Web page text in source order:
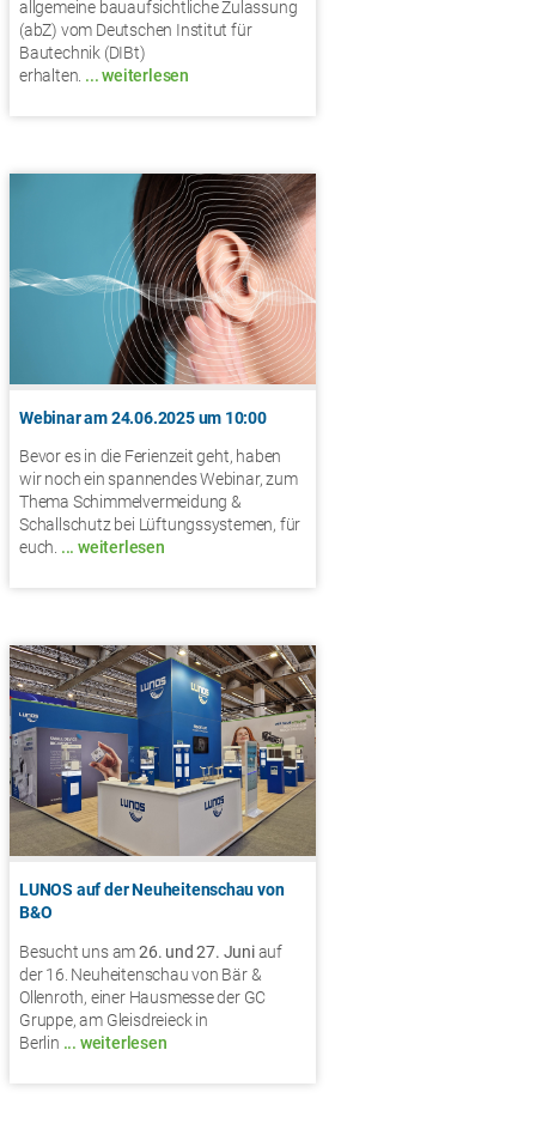
allgemeine bauaufsichtliche Zulassung
(abZ) vom Deutschen Institut für
Bautechnik (DIBt)
erhalten. ... weiterlesen
Webinar am 24.06.2025 um 10:00
Bevor es in die Ferienzeit geht, haben
wir noch ein spannendes Webinar, zum
Thema Schimmelvermeidung &
Schallschutz bei Lüftungssystemen, für
euch. ... weiterlesen
LUNOS auf der Neuheitenschau von
B&O
Besucht uns am26. und 27. Juniauf
der 16. Neuheitenschau von Bär &
Ollenroth, einer Hausmesse der GC
Gruppe, am Gleisdreieck in
Berlin ... weiterlesen